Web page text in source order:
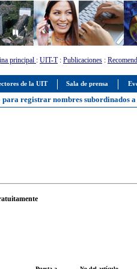
de la UIT Sala de prensa
principal : UIT-T: Publicaciones :
registrar nombres subordinados